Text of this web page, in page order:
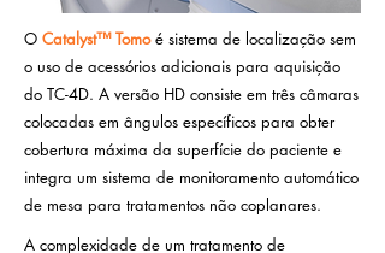
​O Catalyst™ Tomoé sistema de localização sem
o uso de acessórios adicionais para aquisição
do TC-4D. A versão HD consiste em três câmaras
colocadas em ângulos específicos para obter
cobertura máxima da superfície do paciente e
integra um sistema de monitoramento automático
de mesa para tratamentos não coplanares.
A complexidade de um tratamento de